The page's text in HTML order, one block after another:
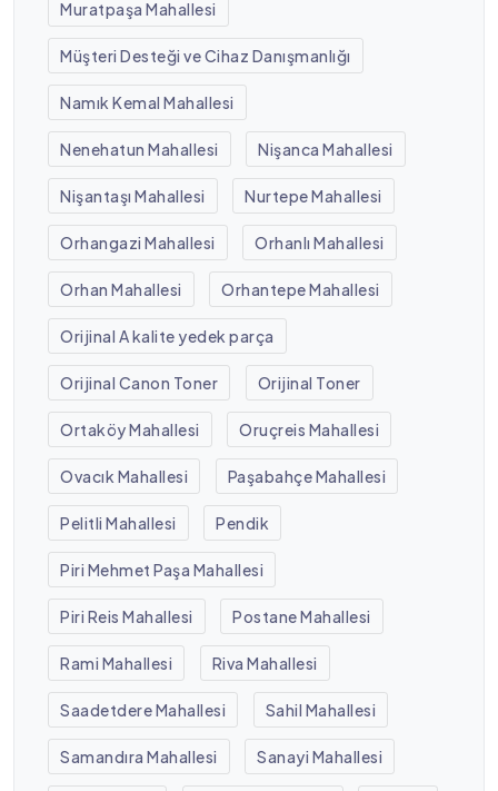
Muratpaşa Mahallesi
Müşteri Desteği ve Cihaz Danışmanlığı
Namık Kemal Mahallesi
Nenehatun Mahallesi Nişanca Mahallesi
Nişantaşı Mahallesi Nurtepe Mahallesi
Orhangazi Mahallesi Orhanlı Mahallesi
Orhan Mahallesi Orhantepe Mahallesi
Orijinal A kalite yedek parça
Orijinal Canon Toner Orijinal Toner
Ortaköy Mahallesi Oruçreis Mahallesi
Ovacık Mahallesi Paşabahçe Mahallesi
Pelitli Mahallesi Pendik
Piri Mehmet Paşa Mahallesi
Piri Reis Mahallesi Postane Mahallesi
Rami Mahallesi Riva Mahallesi
Saadetdere Mahallesi Sahil Mahallesi
Samandıra Mahallesi Sanayi Mahallesi